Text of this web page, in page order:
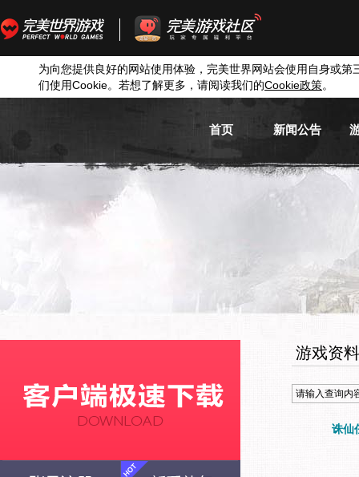
为向您提供良好的网站使用体验，完美世界网站会使用自身或第
们使用Cookie。若想了解更多，请阅读我们的Cookie政策。
首页 新闻公告
游戏新闻
活动信息
游戏资料
诛仙